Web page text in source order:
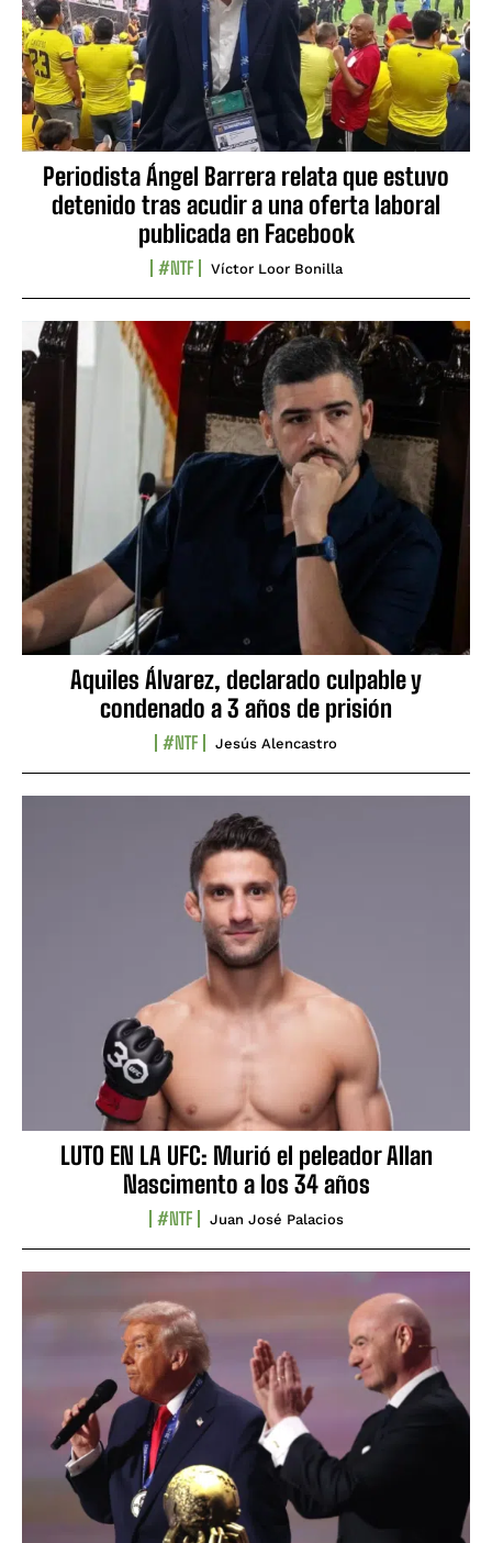
Periodista Ángel Barrera relata que estuvo
detenido tras acudir a una oferta laboral
publicada en Facebook
#NTF Víctor Loor Bonilla
Aquiles Álvarez, declarado culpable y
condenado a 3 años de prisión
#NTF Jesús Alencastro
LUTO EN LA UFC: Murió el peleador Allan
Nascimento a los 34 años
#NTF Juan José Palacios